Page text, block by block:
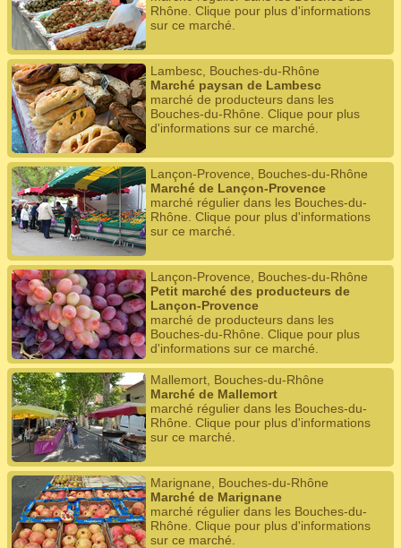
Rhône. Clique pour plus d'informations
sur ce marché.
Lambesc, Bouches-du-Rhône
Marché paysan de Lambesc
marché de producteurs dans les
Bouches-du-Rhône. Clique pour plus
d'informations sur ce marché.
Lançon-Provence, Bouches-du-Rhône
Marché de Lançon-Provence
marché régulier dans les Bouches-du-
Rhône. Clique pour plus d'informations
sur ce marché.
Lançon-Provence, Bouches-du-Rhône
Petit marché des producteurs de
Lançon-Provence
marché de producteurs dans les
Bouches-du-Rhône. Clique pour plus
d'informations sur ce marché.
Mallemort, Bouches-du-Rhône
Marché de Mallemort
marché régulier dans les Bouches-du-
Rhône. Clique pour plus d'informations
sur ce marché.
Marignane, Bouches-du-Rhône
Marché de Marignane
marché régulier dans les Bouches-du-
Rhône. Clique pour plus d'informations
sur ce marché.